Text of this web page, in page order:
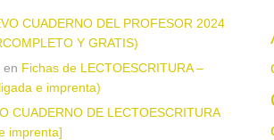
CUADERNO DEL PROFESOR 2024
Y GRATIS)
en Fichas de LECTOESCRITURA –
e imprenta)
CUADERNO DE LECTOESCRITURA
imprenta]